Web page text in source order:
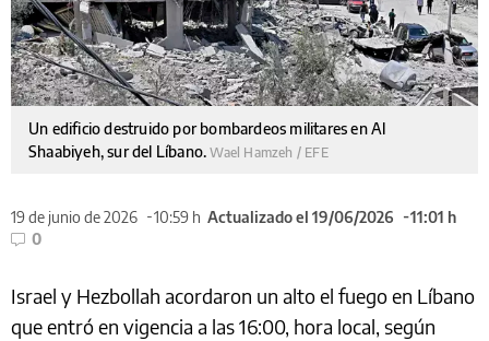
Un edificio destruido por bombardeos militares en Al
Shaabiyeh, sur del Líbano.Wael Hamzeh / EFE
19 de junio de 2026 10:59 h Actualizado el 19/06/2026
11:01 h
0
Israel y Hezbollah acordaron un alto el fuego en Líbano
que entró en vigencia a las 16:00, hora local, según